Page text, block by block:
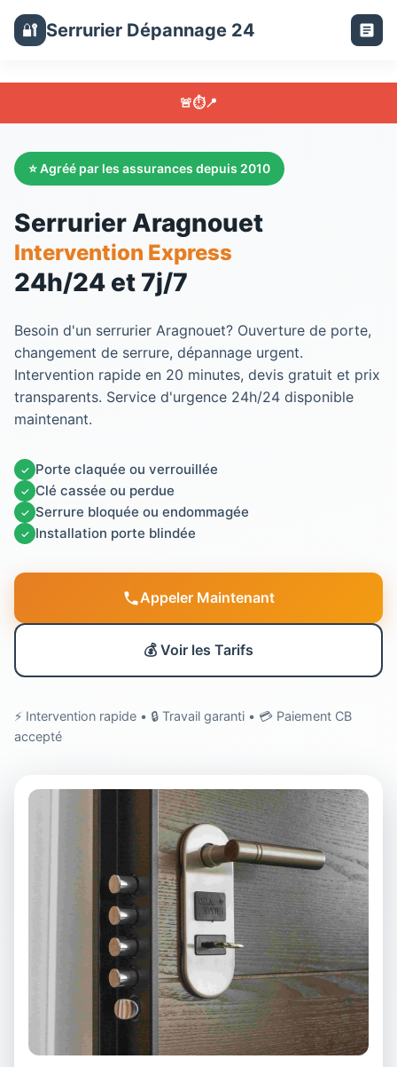
🔐 Serrurier Dépannage 24
🚨⏱️📍
⭐ Agréé par les assurances depuis 2010
Serrurier Aragnouet
Intervention Express
24h/24 et 7j/7
Besoin d'un serrurier Aragnouet? Ouverture de porte,
changement de serrure, dépannage urgent.
Intervention rapide en 20 minutes, devis gratuit et prix
transparents. Service d'urgence 24h/24 disponible
maintenant.
✓ Porte claquée ou verrouillée
✓ Clé cassée ou perdue
✓ Serrure bloquée ou endommagée
✓ Installation porte blindée
Appeler Maintenant
💰 Voir les Tarifs
⚡ Intervention rapide • 🔒 Travail garanti • 💳 Paiement CB
accepté